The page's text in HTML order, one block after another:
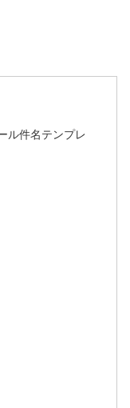
ル件名テンプレ